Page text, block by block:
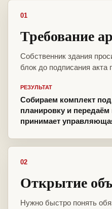
01
Требование
Собственник здания
блок до подписания
РЕЗУЛЬТАТ
Собираем комплект
планировку и
принимает
02
Открытие
Нужно быстро понять